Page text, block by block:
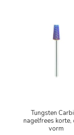
Tungsten
nagelfrees korte,
vorm